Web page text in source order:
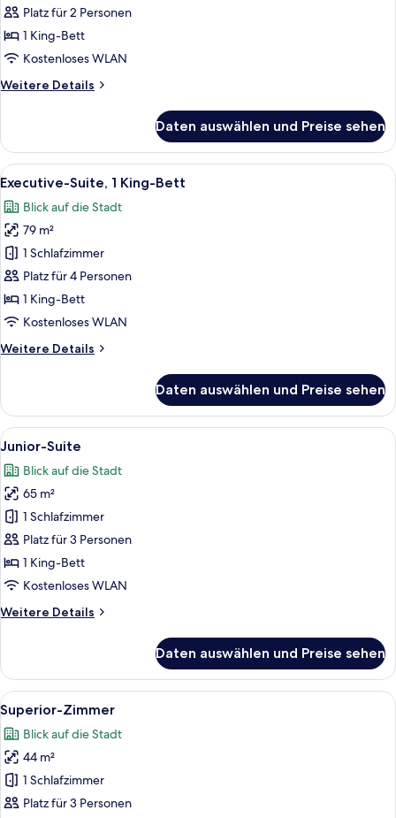
Bett
(Duplex)
anzeigen
Platz für 2 Personen
1 King-Bett
Kostenloses WLAN
Weitere Details
Weitere
1 King-
Bett
(Duplex)
Daten auswählen und Preise sehen
Alle
Fotos
für
Executive-
Suite,
1 King-
Bett
anzeigen
Ein Hotelzimmer mit Bett,
7
Executive-Suite, 1 King-Bett
Blick auf die Stadt
79 m²
1 Schlafzimmer
Platz für 4 Personen
1 King-Bett
Kostenloses WLAN
Weitere Details
Weitere
Suite,
1 King-
Bett
Daten auswählen und Preise sehen
Alle
Fotos
für
Junior-
Suite
anzeigen
Ein Hotelzimmer mit Wohnbereich,
6
Junior-Suite
Blick auf die Stadt
65 m²
1 Schlafzimmer
Platz für 3 Personen
1 King-Bett
Kostenloses WLAN
Weitere Details
Weitere
Suite
Daten auswählen und Preise sehen
Alle
Fotos
für
Superior-
Zimmer
anzeigen
Ein Hotelzimmer mit einem großen
5
Superior-Zimmer
Blick auf die Stadt
44 m²
1 Schlafzimmer
Platz für 3 Personen